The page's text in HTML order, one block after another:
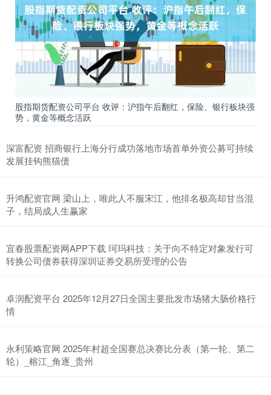
股指期货配资公司平台 收评：沪指午后翻红，保险、银行板块强
势，黄金等概念活跃
深富配资 招商银行上海分行成功落地市场首单外资公募可持续
发展挂钩熊猫债
升鸿配资官网 梁山上，唯此人不服宋江，他排名极高却甘当混
子，结局成人生赢家
宜春股票配资网APP下载 珂玛科技：关于向不特定对象发行可
转换公司债券获得深圳证券交易所受理的公告
卓润配资平台 2025年12月27日全国主要批发市场猪大肠价格行
情
永利策略官网 2025年村超全国赛总决赛比分表（第一轮、第二
轮）_榕江_角逐_贵州